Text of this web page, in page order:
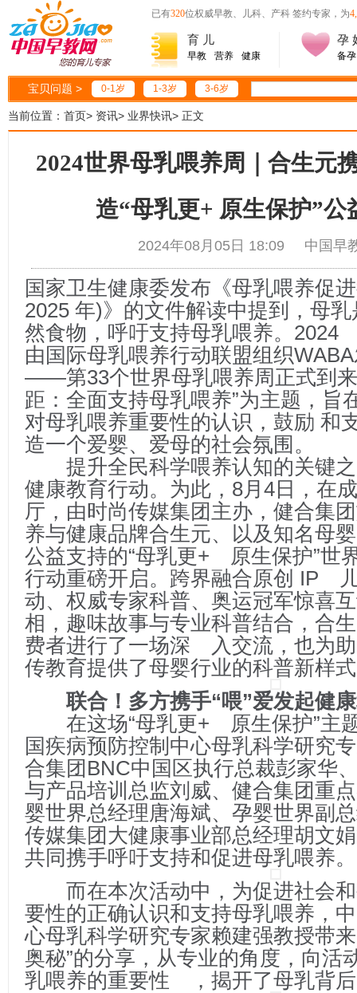
已有320位权威早教、儿科、产科 签约专家，为
育 儿
早教 营养 健康
孕
备孕
宝贝问题 > 0-1岁 1-3岁 3-6岁
当前位置： 首页> 资讯> 业界快讯> 正文
2024世界母乳喂养周｜合生元
造“母乳更+ 原生保护”公
2024年08月05日 18:09 中国
国家卫生健康委发布《母乳喂养促
2025 年)》的文件解读中提到，母
然食物，呼吁支持母乳喂养。2024
由国际母乳喂养行动联盟组织
——第33个世界母乳喂养周正式到
距：全面支持母乳喂养”为主题，旨
对母乳喂养重要性的认识，鼓励 和
造一个爱婴、爱母的社会氛围。
提升全民科学喂养认知的关键之
健康教育行动。为此，8月4日，在
厅，由时尚传媒集团主办，健合集
养与健康品牌合生元、以及知名母
公益支持的“母乳更+ 原生保护”世
行动重磅开启。跨界融合原创 IP
动、权威专家科普、奥运冠军惊喜
相，趣味故事与专业科普结合，合
费者进行了一场深 入交流，也为
传教育提供了母婴行业的科普新样
联合！多方携手“喂”爱发起健
在这场“母乳更+ 原生保护”主
国疾病预防控制中心母乳科学研究
合集团BNC中国区执行总裁彭家华
与产品培训总监刘威、健合集团重
婴世界总经理唐海斌、孕婴世界副
传媒集团大健康事业部总经理胡文
共同携手呼吁支持和促进母乳喂养。
而在本次活动中，为促进社会和
要性的正确认识和支持母乳喂养，
心母乳科学研究专家赖建强教授带
奥秘”的分享，从专业的角度，向活
乳喂养的重要性 ，揭开了母乳背